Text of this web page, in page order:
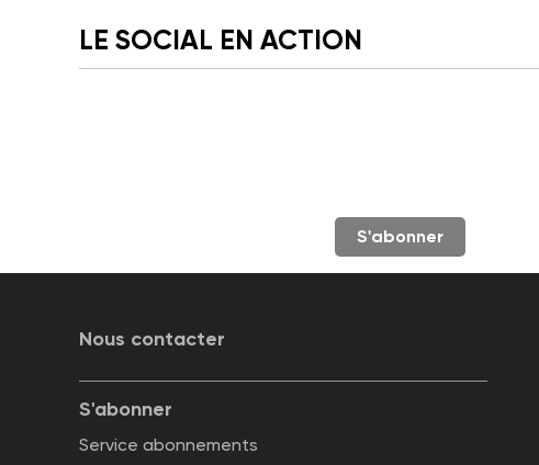
LE SOCIAL EN ACTION
S'abonner
Nous contacter
S'abonner
Service abonnements